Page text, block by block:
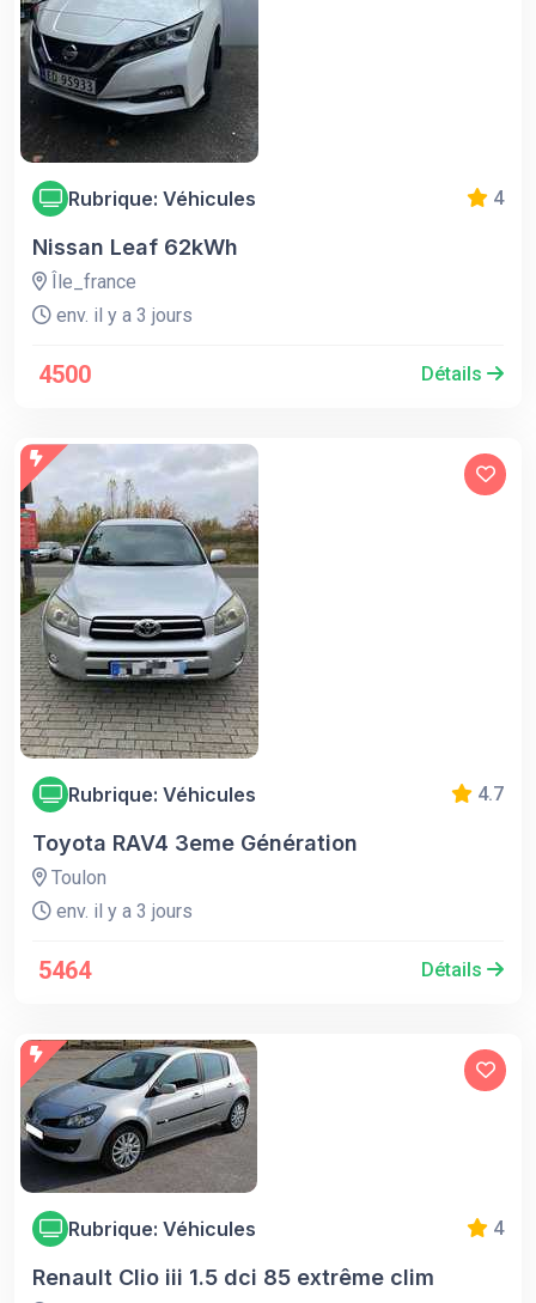
Rubrique: Véhicules 4
Nissan Leaf 62kWh
Île_france
env. il y a 3 jours
4500 Détails
Rubrique: Véhicules 4.7
Toyota RAV4 3eme Génération
Toulon
env. il y a 3 jours
5464 Détails
Rubrique: Véhicules 4
Renault Clio iii 1.5 dci 85 extrême clim